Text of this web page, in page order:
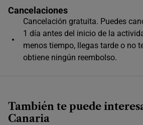
Cancelaciones
Cancelación gratuita. Puedes
1 día antes del inicio de la
menos tiempo, llegas tarde o no
obtiene ningún reembolso.
También te puede
Canaria